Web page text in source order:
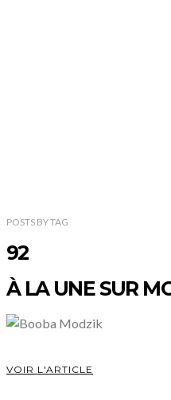
POSTS BYTAG
92
À LA UNE SUR
VOIR L'ARTICLE